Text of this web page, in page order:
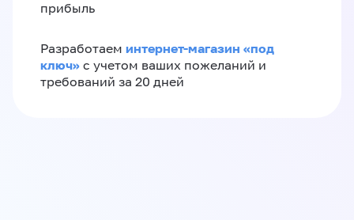
прибыль
Разработаем интернет-магазин «‎под
ключ»‎ с учетом ваших пожеланий и
требований за 20 дней